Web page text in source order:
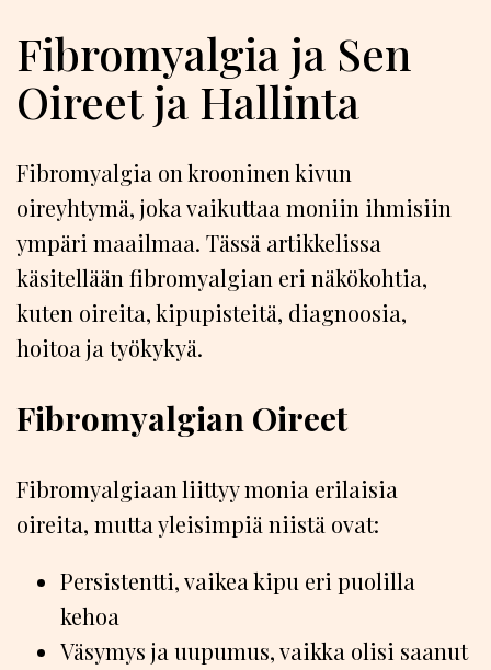
Fibromyalgia ja Sen
Oireet ja Hallinta
Fibromyalgia on krooninen kivun
oireyhtymä, joka vaikuttaa moniin ihmisiin
ympäri maailmaa. Tässä artikkelissa
käsitellään fibromyalgian eri näkökohtia,
kuten oireita, kipupisteitä, diagnoosia,
hoitoa ja työkykyä.
Fibromyalgian Oireet
Fibromyalgiaan liittyy monia erilaisia
oireita, mutta yleisimpiä niistä ovat:
Persistentti, vaikea kipu eri puolilla
kehoa
Väsymys ja uupumus, vaikka olisi saanut